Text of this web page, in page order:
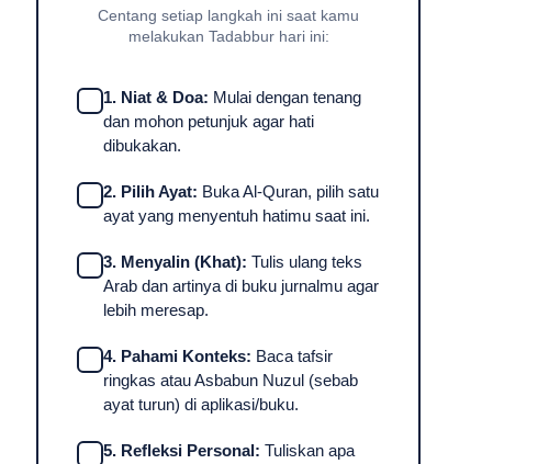
Centang setiap langkah ini saat kamu
melakukan Tadabbur hari ini:
1. Niat & Doa: Mulai dengan tenang
dan mohon petunjuk agar hati
dibukakan.
2. Pilih Ayat: Buka Al-Quran, pilih satu
ayat yang menyentuh hatimu saat ini.
3. Menyalin (Khat): Tulis ulang teks
Arab dan artinya di buku jurnalmu agar
lebih meresap.
4. Pahami Konteks: Baca tafsir
ringkas atau Asbabun Nuzul (sebab
ayat turun) di aplikasi/buku.
5. Refleksi Personal: Tuliskan apa